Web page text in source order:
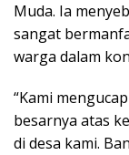
Muda. Ia
sangat
warga dalam
“Kami
besarnya atas
di desa kami.